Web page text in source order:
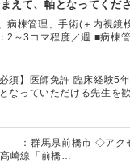
えて、軸となってくだ
病棟管理、手術(＋内視鏡
2～3コマ程度／週 ■病棟
必須】医師免許 臨床経験5
なっていただける先生を
群馬県前橋市 ◇アク
崎線「前橋…